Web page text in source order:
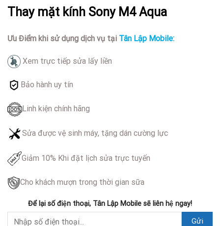
Thay mặt kính Sony M4 Aqua
Ưu Điểm khi sử dụng dịch vụ tại Tân Lập Mobile:
Xem trực tiếp sửa lấy liền
Bảo hành uy tín
Linh kiện chính hãng
Sửa được vệ sinh máy, tặng dán cường lực
Giảm 10% Khi đặt lịch sửa trực tuyến
Cho khách mượn trong thời gian sữa
Để lại số điện thoại, Tân Lập Mobile sẽ liên hệ ngay!